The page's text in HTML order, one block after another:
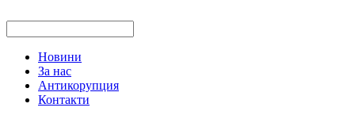
Новини
За нас
Антикорупция
Контакти